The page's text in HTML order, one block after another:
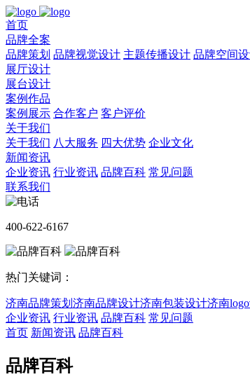
首页
品牌全案
品牌策划 品牌视觉设计 主题传播设计 品牌空间
展厅设计
展台设计
案例作品
案例展示 合作客户 客户评价
关于我们
关于我们 八大服务 四大优势 企业文化
新闻资讯
企业资讯 行业资讯 品牌百科 常见问题
联系我们
400-622-6167
热门关键词：
济南品牌策划 济南品牌设计济南包装设计济南
企业资讯 行业资讯 品牌百科 常见问题
首页 新闻资讯 品牌百科
品牌百科